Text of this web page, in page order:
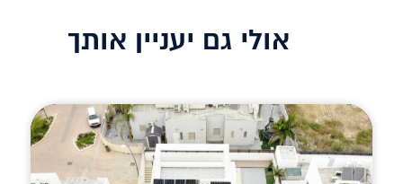
אולי גם יעניין אותך